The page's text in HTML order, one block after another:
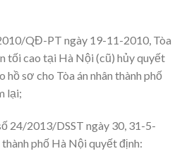
QĐ-PT ngày 19-11-2010, Tòa
tối cao tại Hà Nội (cũ) hủy quyết
hồ sơ cho Tòa án nhân thành phố
lại;
24/2013/DSST ngày 30, 31-5-
thành phố Hà Nội quyết định: